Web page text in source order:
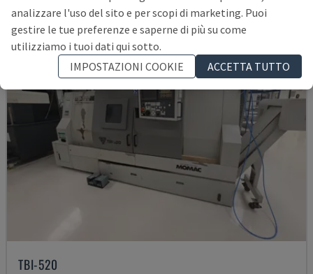
TBI-520
analizzare l'uso del sito e per scopi di marketing. Puoi
gestire le tue preferenze e saperne di più su come
utilizziamo i tuoi dati qui sotto.
IMPOSTAZIONI COOKIE
ACCETTA TUTTO